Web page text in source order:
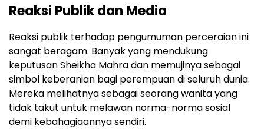
Reaksi Publik dan Media
Reaksi publik terhadap pengumuman perceraian ini
sangat beragam. Banyak yang mendukung
keputusan Sheikha Mahra dan memujinya sebagai
simbol keberanian bagi perempuan di seluruh dunia.
Mereka melihatnya sebagai seorang wanita yang
tidak takut untuk melawan norma-norma sosial
demi kebahagiaannya sendiri.